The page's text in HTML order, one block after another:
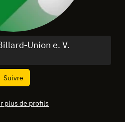
Union e. V.
Suivre
plus de profils